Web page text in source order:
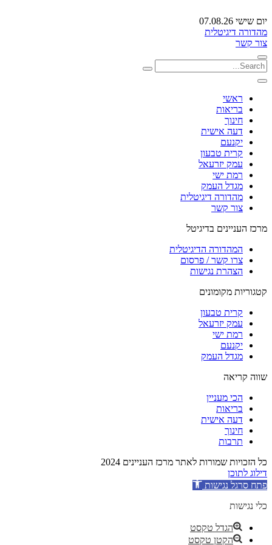
יום שישי 07.08.26
מהדורה דיגיטלית
צור קשר
ראשי
בריאות
חינוך
דעה אישית
יקנעם
קרית טבעון
עמק יזרעאל
רמת ישי
מגדל העמק
מהדורה דיגיטלית
צור קשר
מרכז העניינים בדיגיטל
המהדורה הדיגיטלית
צרו קשר / פרסום
הצהרת נגישות
קטגוריות מקומונים
קרית טבעון
עמק יזרעאל
רמת ישי
יקנעם
מגדל העמק
שווה קריאה
הכי מעניין
בריאות
דעה אישית
חינוך
תרבות
כל הזכויות שמורות לאתר מרכז העניינים 2024
דילוג לתוכן
פתח סרגל נגישות
כלי נגישות
הגדל טקסט
הקטן טקסט